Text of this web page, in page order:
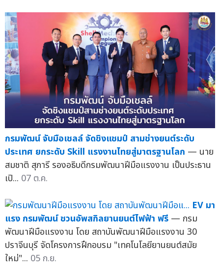
กรมพัฒน์ จับมือเชลล์ จัดชิงแชมป์ สามช่างยนต์ระดับ
ประเทศ ยกระดับ Skill แรงงานไทยสู่มาตรฐานโลก — นาย
สมชาติ สุภารี รองอธิบดีกรมพัฒนาฝีมือแรงงาน เป็นประธาน
เปิ... 07 ต.ค.
EV มา
แรง กรมพัฒน์ ชวนอัพสกิลยานยนต์ไฟฟ้า ฟรี — กรม
พัฒนาฝีมือแรงงาน โดย สถาบันพัฒนาฝีมือแรงงาน 30
ปราจีนบุรี จัดโครงการฝึกอบรม "เทคโนโลยียานยนต์สมัย
ใหม่"... 05 ก.ย.